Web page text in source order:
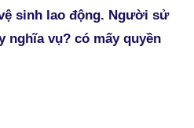
sinh lao động. Người sử
nghĩa vụ? có mấy quyền